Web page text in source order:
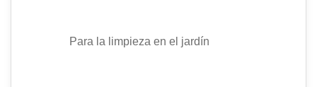
Para la limpieza en el jardín